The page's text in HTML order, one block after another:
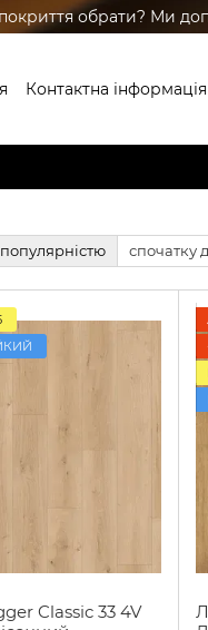
покриття обрати? Ми
Контактна інформація
спочатку
Classic 33 4V